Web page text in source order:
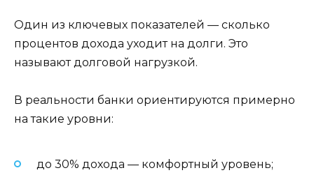
Один из ключевых показателей — сколько
процентов дохода уходит на долги. Это
называют долговой нагрузкой.
В реальности банки ориентируются примерно
на такие уровни:
до 30% дохода — комфортный уровень;